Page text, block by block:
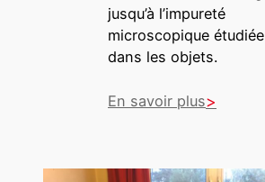
jusqu’à l’impureté
microscopique étudiée
dans les objets.
En savoir plus